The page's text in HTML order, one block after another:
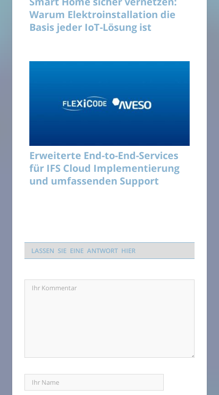
Warum Elektroinstallation die
Basis jeder IoT-Lösung ist
Erweiterte End-to-End-Services
für IFS Cloud Implementierung
und umfassenden Support
LASSEN SIE EINE ANTWORT HIER